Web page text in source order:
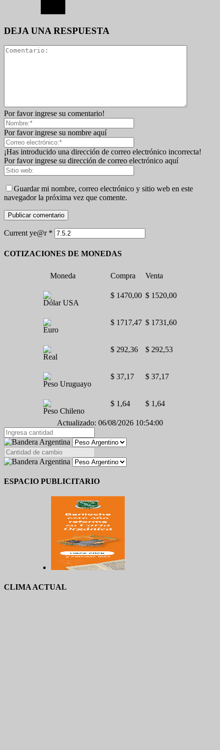
DEJA UNA RESPUESTA
Por favor ingrese su comentario!
Por favor ingrese su nombre aquí
¡Has introducido una dirección de correo electrónico incorrecta!
Por favor ingrese su dirección de correo electrónico aquí
Guardar mi nombre, correo electrónico y sitio web en este
navegador la próxima vez que comente.
Current ye@r *
COTIZACIONES DE MONEDAS
Moneda Compra Venta
Dólar USA
$ 1470,00 $ 1520,00
Euro
$ 1717,47 $ 1731,60
Real
$ 292,36 $ 292,53
Peso Uruguayo
$ 37,17 $ 37,17
Peso Chileno
$ 1,64 $ 1,64
Actualizado: 06/08/2026 10:54:00
ESPACIO PUBLICITARIO
CLIMA ACTUAL